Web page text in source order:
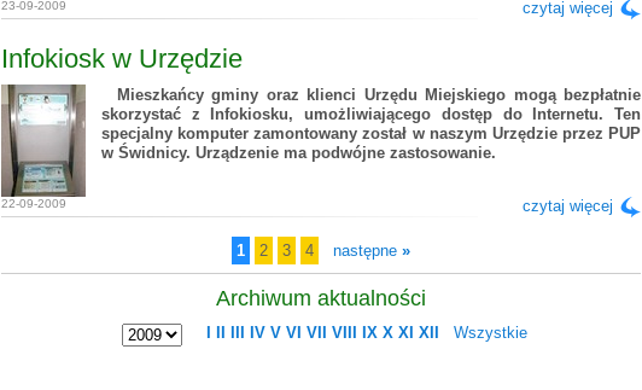
23-09-2009 czytaj więcej
Infokiosk w Urzędzie
Mieszkańcy gminy oraz klienci Urzędu Miejskiego mogą bezpłatnie
skorzystać z Infokiosku, umożliwiającego dostęp do Internetu. Ten
specjalny komputer zamontowany został w naszym Urzędzie przez PUP
w Świdnicy. Urządzenie ma podwójne zastosowanie.
22-09-2009 czytaj więcej
1 2 3 4 następne »
Archiwum aktualności
IV V VI VII VIII IX X XI XII Wszystkie